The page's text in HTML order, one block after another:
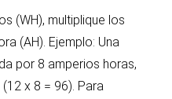
(WH), multiplique los
(AH). Ejemplo: Una
por 8 amperios horas,
x 8 = 96). Para